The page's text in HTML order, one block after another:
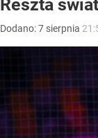
Reszta
Dodano:7 sierpnia